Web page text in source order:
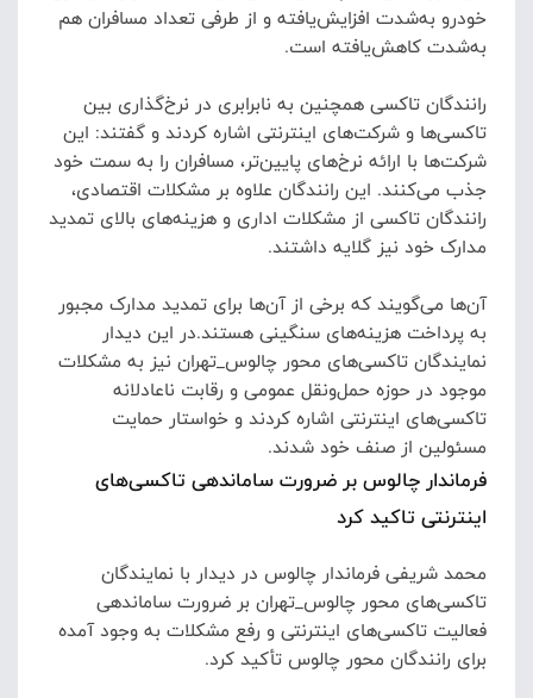
خودرو به‌شدت افزایش‌یافته و از طرفی تعداد مسافران هم
به‌شدت کاهش‌یافته است.
رانندگان تاکسی همچنین به نابرابری در نرخ‌گذاری بین
تاکسی‌ها و شرکت‌های اینترنتی اشاره کردند و گفتند: این
شرکت‌ها با ارائه نرخ‌های پایین‌تر، مسافران را به سمت خود
جذب می‌کنند. این رانندگان علاوه بر مشکلات اقتصادی،
رانندگان تاکسی از مشکلات اداری و هزینه‌های بالای تمدید
مدارک خود نیز گلایه داشتند.
آن‌ها می‌گویند که برخی از آن‌ها برای تمدید مدارک مجبور
به پرداخت هزینه‌های سنگینی هستند.در این دیدار
نمایندگان تاکسی‌های محور چالوس_تهران نیز به مشکلات
موجود در حوزه حمل‌ونقل عمومی و رقابت ناعادلانه
تاکسی‌های اینترنتی اشاره کردند و خواستار حمایت
مسئولین از صنف خود شدند.
فرماندار چالوس بر ضرورت ساماندهی تاکسی‌های
اینترنتی تاکید کرد
محمد شریفی فرماندار چالوس در دیدار با نمایندگان
تاکسی‌های محور چالوس_تهران بر ضرورت ساماندهی
فعالیت تاکسی‌های اینترنتی و رفع مشکلات به وجود آمده
برای رانندگان محور چالوس تأکید کرد.